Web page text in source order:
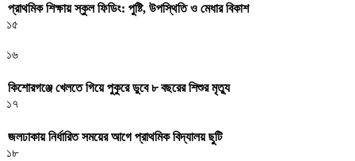
প্রাথমিক শিক্ষায় স্কুল ফিডিং: পুষ্টি, উপস্থিতি ও মেধার বিকাশ
১৫
১৬
কিশোরগঞ্জে খেলতে গিয়ে পুকুরে ডুবে ৮ বছরের শিশুর মৃত্যু
১৭
জলঢাকায় নির্ধারিত সময়ের আগে প্রাথমিক বিদ্যালয় ছুটি
১৮